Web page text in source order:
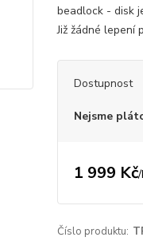
beadlock - disk
Již žádné lepení
Dostupnost
Nejsme
1 999 Kč/
Číslo produktu: